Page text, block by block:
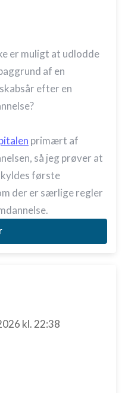
er muligt at udlodde
af en
efter en
primært af
så jeg prøver at
første
der er særlige regler
kl. 22:38